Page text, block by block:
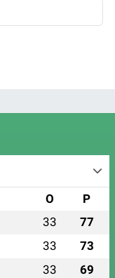
O P
33 77
33 73
33 69